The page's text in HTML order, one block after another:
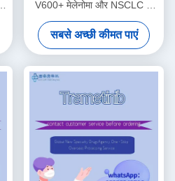
V600+ मेलेनोमा और NSCLC के
लिए
सबसे अच्छी कीमत पाएं